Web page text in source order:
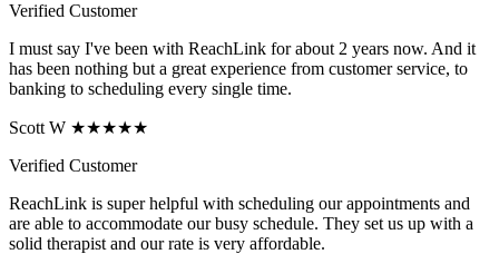
Verified Customer
I must say I've been with ReachLink for about 2 years now. And it
has been nothing but a great experience from customer service, to
banking to scheduling every single time.
Scott W ★★★★★
Verified Customer
ReachLink is super helpful with scheduling our appointments and
are able to accommodate our busy schedule. They set us up with a
solid therapist and our rate is very affordable.